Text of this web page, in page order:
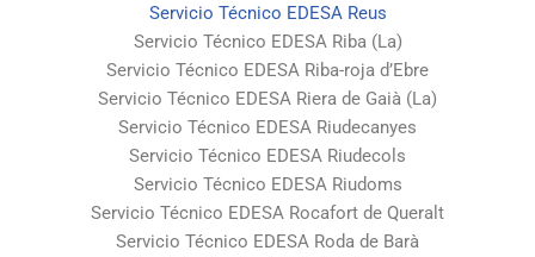
Servicio Técnico EDESA Reus
Servicio Técnico EDESA Riba (La)
Servicio Técnico EDESA Riba-roja d’Ebre
Servicio Técnico EDESA Riera de Gaià (La)
Servicio Técnico EDESA Riudecanyes
Servicio Técnico EDESA Riudecols
Servicio Técnico EDESA Riudoms
Servicio Técnico EDESA Rocafort de Queralt
Servicio Técnico EDESA Roda de Barà